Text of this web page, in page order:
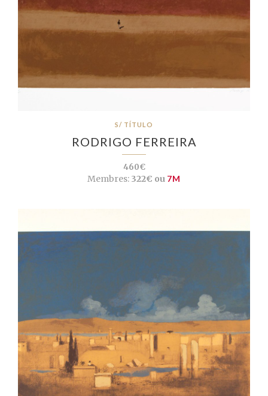
S/ TÍTULO
RODRIGO FERREIRA
460€
Membres: 322€ ou 7M